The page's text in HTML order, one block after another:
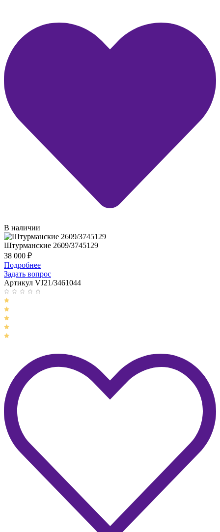
В наличии
Штурманские 2609/3745129
38 000 ₽
Подробнее
Задать вопрос
Артикул VJ21/3461044